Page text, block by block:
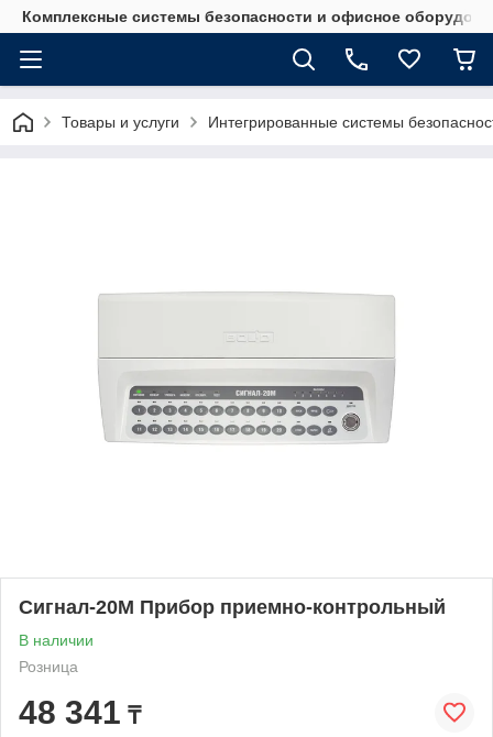
Комплексные системы безопасности и офисное
Товары и услуги Интегрированные системы
Сигнал-20М Прибор приемно-контрольный
В наличии
Розница
48 341 ₸